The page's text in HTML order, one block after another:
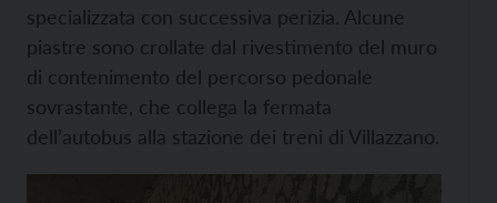
specializzata con successiva perizia. Alcune
piastre sono crollate dal rivestimento del muro
di contenimento del percorso pedonale
sovrastante, che collega la fermata
dell’autobus alla stazione dei treni di Villazzano.